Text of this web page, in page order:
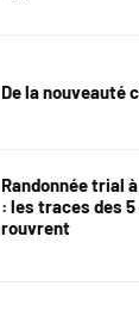
De la nouveauté
Randonnée trial
: les traces des
rouvrent